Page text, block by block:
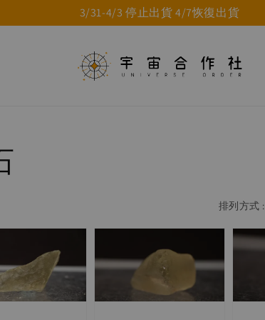
3/31-4/3 停止出貨 4/7恢復出貨
排列方式 :